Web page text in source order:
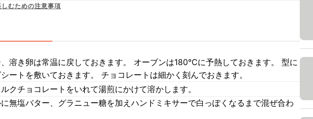
むための注意事項
溶き卵は常温に戻しておきます。 オーブンは180℃に予熱しておきます。 型に
ートを敷いておきます。 チョコレートは細かく刻んでおきます。
クチョコレートをいれて湯煎にかけて溶かします。
無塩バター、グラニュー糖を加えハンドミキサーで白っぽくなるまで混ぜ合わ